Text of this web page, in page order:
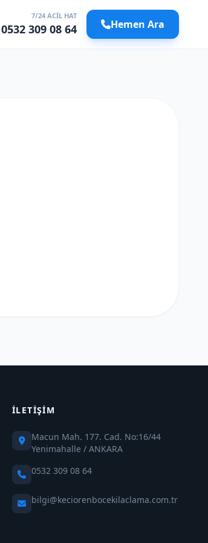
7/24 ACIL HAT
0532 309 08 64 Hemen Ara
İLETIŞIM
Macun Mah. 177. Cad. No:16/44
Yenimahalle / ANKARA
0532 309 08 64
bilgi@keciorenbocekilaclama.com.tr